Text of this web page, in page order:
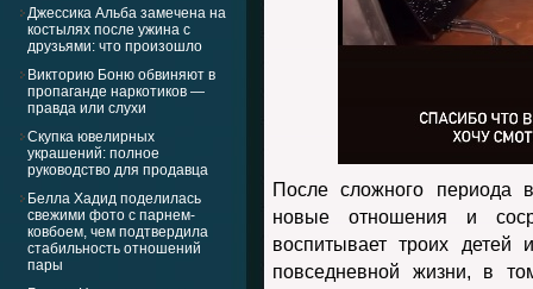
Джессика Альба замечена на
костылях после ужина с
друзьями: что произошло
Викторию Боню обвиняют в
пропаганде наркотиков —
правда или слухи
Скупка ювелирных
украшений: полное
руководство для продавца
Белла Хадид поделилась
свежими фото с парнем-
ковбоем, чем подтвердила
стабильность отношений
пары
После сложного периода
новые отношения и
воспитывает троих детей
повседневной жизни, в